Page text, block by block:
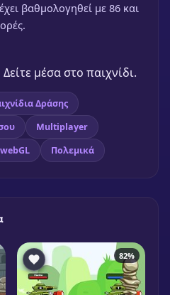
βαθμολογηθεί με 86 και
Δείτε μέσα στο παιχνίδι.
Δράσης
Multiplayer
webGL Πολεμικά
82%